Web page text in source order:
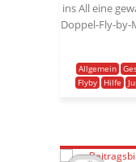
ins All eine
Doppel-Fly-by-
Allgemein
Flyby
Hilfe